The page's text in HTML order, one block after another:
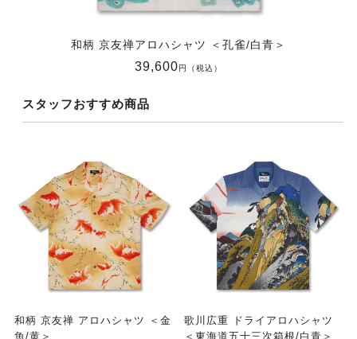
和柄 京友禅アロハシャツ ＜孔雀/白青＞
39,600円（税込）
スタッフおすすめ商品
和柄 京友禅 アロハシャツ ＜金
魚/黄＞
歌川広重 ドライアロハシャツ
＜東海道五十三次箱根/白青＞